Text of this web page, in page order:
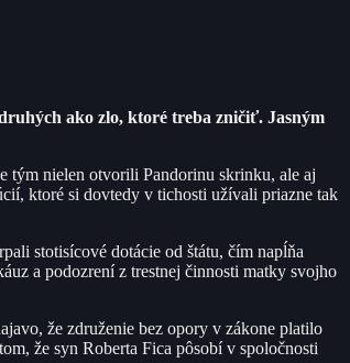
ako zlo, ktoré treba zničiť. Jasným
tým nielen otvorili Pandorinu skrinku, ale aj
ktoré si dovtedy v tichosti užívali priazne tak
stotisícové dotácie od štátu, čím napĺňa
a podozrení z trestnej činnosti matky svojho
že združenie bez opory v zákone platilo
že syn Roberta Fica pôsobí v spoločnosti